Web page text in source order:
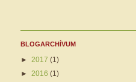
BLOGARCHÍVUM
► 2017 (1)
► 2016 (1)